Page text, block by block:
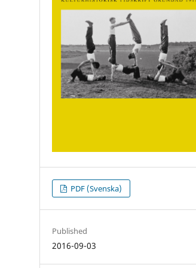
PDF (Svenska)
Published
2016-09-03